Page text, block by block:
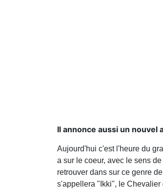
Il annonce aussi un nouvel
Aujourd'hui c'est l'heure du
a sur le coeur, avec le sens
retrouver dans sur ce genre
s'appellera "Ikki", le